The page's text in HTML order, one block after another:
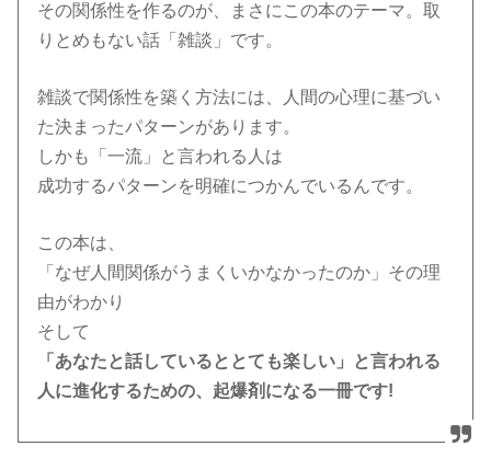
その関係性を作るのが、まさにこの本のテーマ。取
りとめもない話「雑談」です。
雑談で関係性を築く方法には、人間の心理に基づい
た決まったパターンがあります。
しかも「一流」と言われる人は
成功するパターンを明確につかんでいるんです。
この本は、
「なぜ人間関係がうまくいかなかったのか」その理
由がわかり
そして
「あなたと話しているととても楽しい」と言われる
人に進化するための、起爆剤になる一冊です!